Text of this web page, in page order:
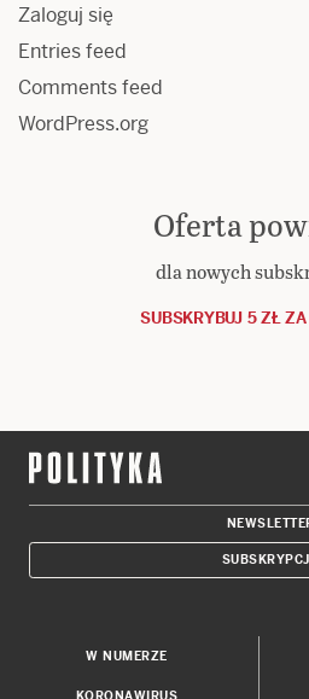
Zaloguj się
Entries feed
Comments feed
WordPress.org
Oferta
dla nowych
SUBSKRYBUJ 5 ZŁ
W NUMERZE
KORONAWIRUS